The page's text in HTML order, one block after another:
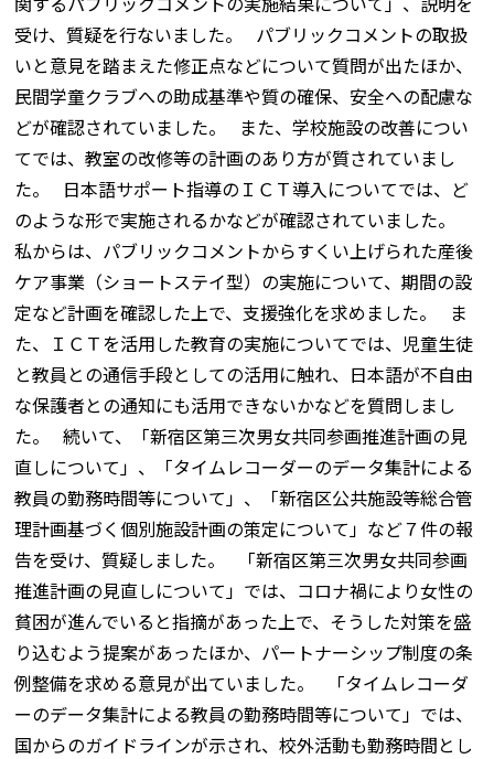
受け、質疑を行ないました。 パブリックコメントの取扱
いと意見を踏まえた修正点などについて質問が出たほか、
民間学童クラブへの助成基準や質の確保、安全への配慮な
どが確認されていました。 また、学校施設の改善につい
てでは、教室の改修等の計画のあり方が質されていまし
た。 日本語サポート指導のＩＣＴ導入についてでは、ど
のような形で実施されるかなどが確認されていました。
私からは、パブリックコメントからすくい上げられた産後
ケア事業（ショートステイ型）の実施について、期間の設
定など計画を確認した上で、支援強化を求めました。 ま
た、ＩＣＴを活用した教育の実施についてでは、児童生徒
と教員との通信手段としての活用に触れ、日本語が不自由
な保護者との通知にも活用できないかなどを質問しまし
た。 続いて、「新宿区第三次男女共同参画推進計画の見
直しについて」、「タイムレコーダーのデータ集計による
教員の勤務時間等について」、「新宿区公共施設等総合管
理計画基づく個別施設計画の策定について」など７件の報
告を受け、質疑しました。 「新宿区第三次男女共同参画
推進計画の見直しについて」では、コロナ禍により女性の
貧困が進んでいると指摘があった上で、そうした対策を盛
り込むよう提案があったほか、パートナーシップ制度の条
例整備を求める意見が出ていました。 「タイムレコーダ
ーのデータ集計による教員の勤務時間等について」では、
国からのガイドラインが示され、校外活動も勤務時間とし